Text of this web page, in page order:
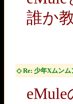
誰か
◇ Re: 少年Xムンム